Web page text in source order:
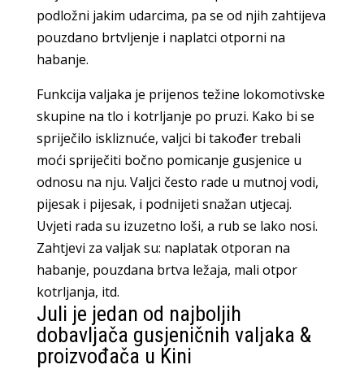
podložni jakim udarcima, pa se od njih zahtijeva
pouzdano brtvljenje i naplatci otporni na
habanje.
Funkcija valjaka je prijenos težine lokomotivske
skupine na tlo i kotrljanje po pruzi. Kako bi se
spriječilo iskliznuće, valjci bi također trebali
moći spriječiti bočno pomicanje gusjenice u
odnosu na nju. Valjci često rade u mutnoj vodi,
pijesak i pijesak, i podnijeti snažan utjecaj.
Uvjeti rada su izuzetno loši, a rub se lako nosi.
Zahtjevi za valjak su: naplatak otporan na
habanje, pouzdana brtva ležaja, mali otpor
kotrljanja, itd.
Juli je jedan od najboljih
dobavljača gusjeničnih valjaka &
proizvođača u Kini